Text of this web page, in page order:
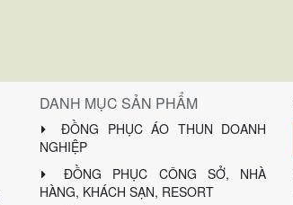
DANH MỤC SẢN PHẨM
ĐỒNG PHỤC ÁO THUN DOANH
NGHIỆP
ĐỒNG PHỤC CÔNG SỞ, NHÀ
HÀNG, KHÁCH SẠN, RESORT